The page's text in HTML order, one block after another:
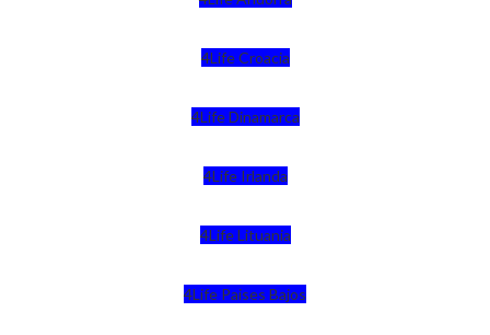
4Life Croacia
4Life Dinamarca
4Life Irlanda
4Life Lituania
4Life Paises Bajos